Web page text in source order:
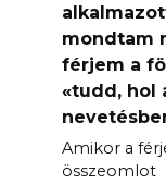
mondtam
férjem a
«tudd, hol
Amikor a
összeomlot